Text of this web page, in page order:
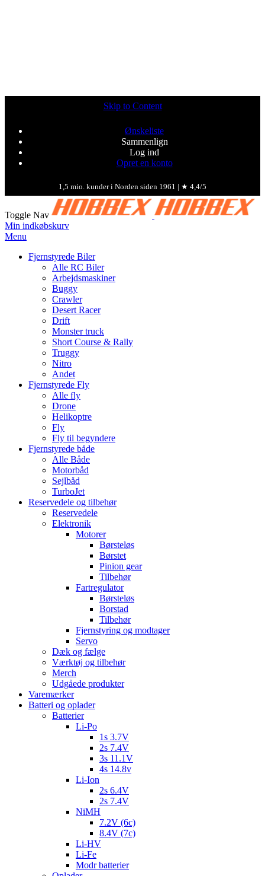
Skip to Content
Ønskeliste
Sammenlign
Log ind
Opret en konto
1,5 mio. kunder i Norden siden 1961 | ★ 4,4/5
Toggle Nav
Min indkøbskurv
Menu
Fjernstyrede Biler
Alle RC Biler
Arbejdsmaskiner
Buggy
Crawler
Desert Racer
Drift
Monster truck
Short Course & Rally
Truggy
Nitro
Andet
Fjernstyrede Fly
Alle fly
Drone
Helikoptre
Fly
Fly til begyndere
Fjernstyrede både
Alle Både
Motorbåd
Sejlbåd
TurboJet
Reservedele og tilbehør
Reservedele
Elektronik
Motorer
Børsteløs
Børstet
Pinion gear
Tilbehør
Fartregulator
Børsteløs
Borstad
Tilbehør
Fjernstyring og modtager
Servo
Dæk og fælge
Værktøj og tilbehør
Merch
Udgåede produkter
Varemærker
Batteri og oplader
Batterier
Li-Po
1s 3.7V
2s 7.4V
3s 11.1V
4s 14.8v
Li-Ion
2s 6.4V
2s 7.4V
NiMH
7.2V (6c)
8.4V (7c)
Li-HV
Li-Fe
Modr batterier